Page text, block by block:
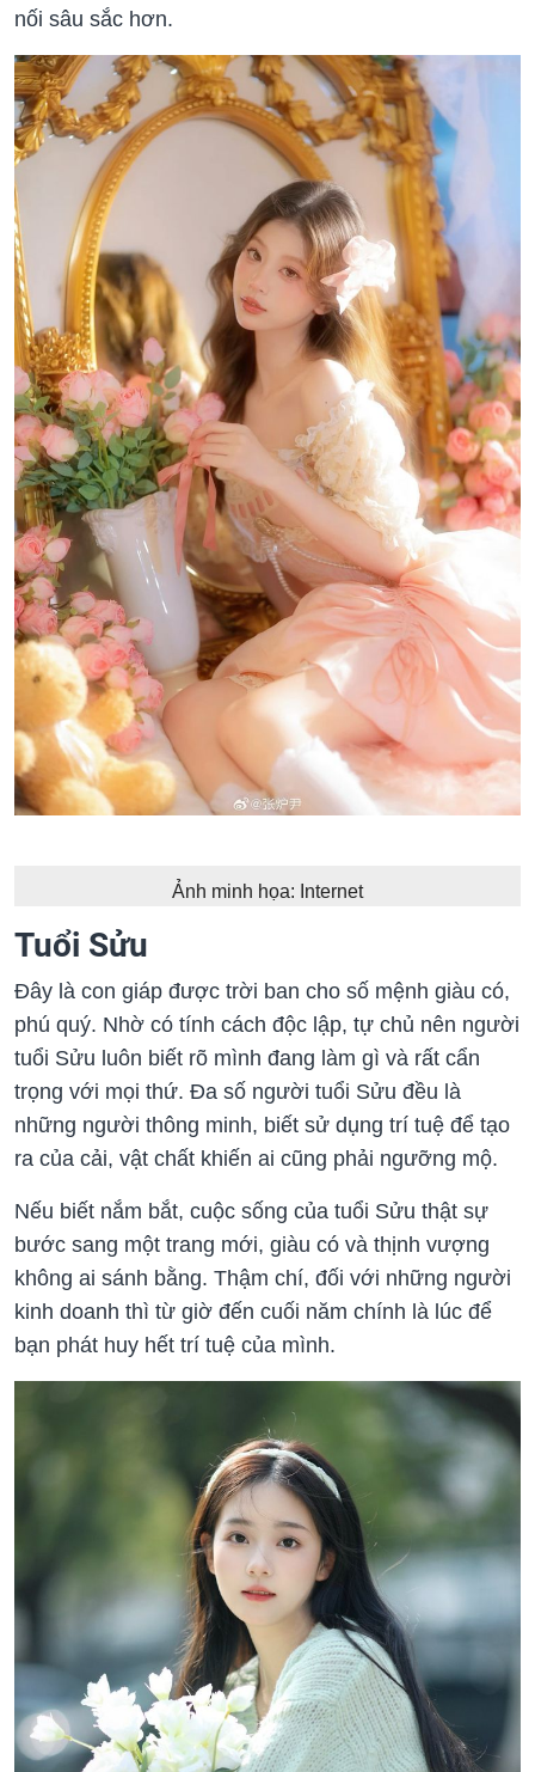
nối sâu sắc hơn.
Ảnh minh họa: Internet
Tuổi Sửu
Đây là con giáp được trời ban cho số mệnh giàu có,
phú quý. Nhờ có tính cách độc lập, tự chủ nên người
tuổi Sửu luôn biết rõ mình đang làm gì và rất cẩn
trọng với mọi thứ. Đa số người tuổi Sửu đều là
những người thông minh, biết sử dụng trí tuệ để tạo
ra của cải, vật chất khiến ai cũng phải ngưỡng mộ.
Nếu biết nắm bắt, cuộc sống của tuổi Sửu thật sự
bước sang một trang mới, giàu có và thịnh vượng
không ai sánh bằng. Thậm chí, đối với những người
kinh doanh thì từ giờ đến cuối năm chính là lúc để
bạn phát huy hết trí tuệ của mình.